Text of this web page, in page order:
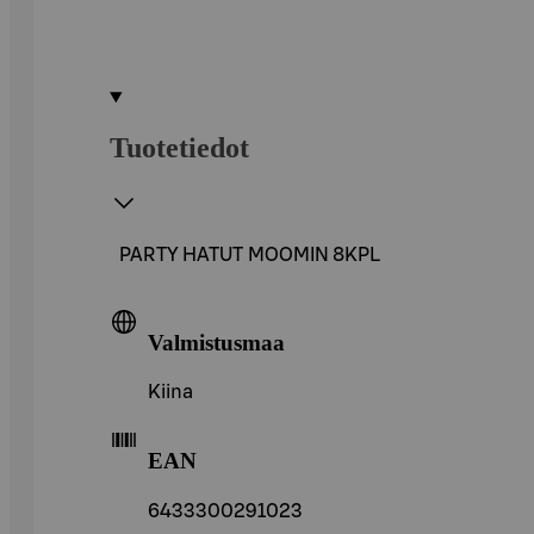
Tuotetiedot
PARTY HATUT MOOMIN 8KPL
Valmistusmaa
Kiina
EAN
6433300291023